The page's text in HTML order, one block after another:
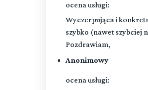
ocena usługi:
Wyczerpująca i
szybko (nawet szybciej
Pozdrawiam,
Anonimowy
ocena usługi: